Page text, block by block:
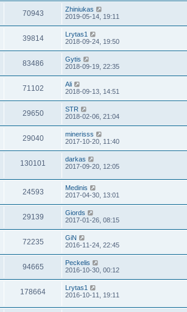
70943
Zhiniukas
2019-05-14, 19:11
39814
Lrytas1
2018-09-24, 19:50
83486
Gytis
2018-09-19, 22:35
71102
Ali
2018-09-13, 14:51
29650
STR
2018-02-06, 21:04
29040
minerisss
2017-10-20, 11:40
130101
darkas
2017-09-20, 12:05
24593
Medinis
2017-04-30, 13:01
29139
Giords
2017-01-26, 08:15
72235
GiN
2016-11-24, 22:45
94665
Peckelis
2016-10-30, 00:12
178664
Lrytas1
2016-10-11, 19:11